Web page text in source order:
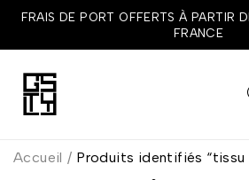
FRAIS DE PORT OFFERTS À PARTIR
FRANCE
Accueil / Produits identifiés “tissu